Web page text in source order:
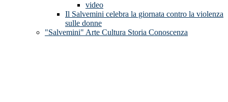
video
Il Salvemini celebra la giornata contro la violenza
sulle donne
"Salvemini" Arte Cultura Storia Conoscenza